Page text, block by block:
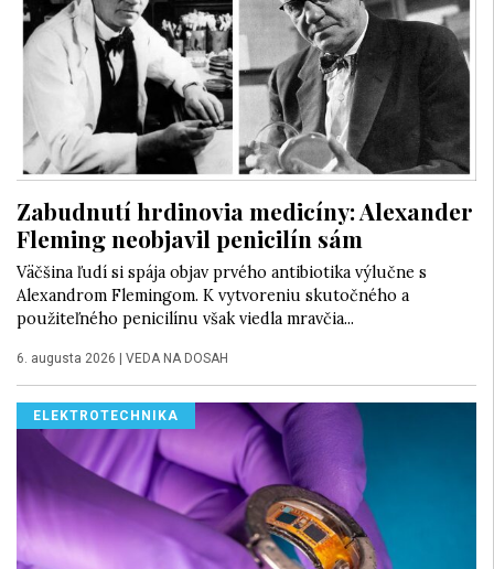
Zabudnutí hrdinovia medicíny: Alexander
Fleming neobjavil penicilín sám
Väčšina ľudí si spája objav prvého antibiotika výlučne s
Alexandrom Flemingom. K vytvoreniu skutočného a
použiteľného penicilínu však viedla mravčia...
6. augusta 2026 VEDA NA DOSAH
ELEKTROTECHNIKA